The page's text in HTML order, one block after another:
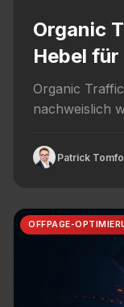
Organic
Hebel
Organic
nachweislich
Patrick
OFFPAGE-